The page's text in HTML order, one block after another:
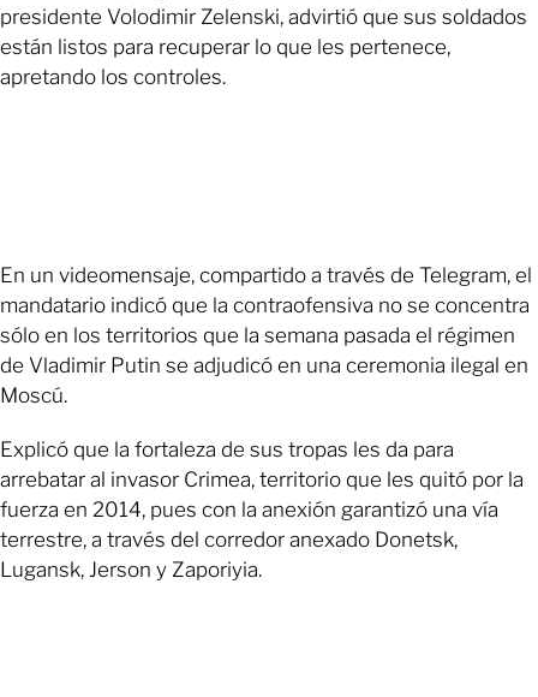
presidente Volodimir Zelenski, advirtió que sus soldados
están listos para recuperar lo que les pertenece,
apretando los controles.
En un videomensaje, compartido a través de Telegram, el
mandatario indicó que la contraofensiva no se concentra
sólo en los territorios que la semana pasada el régimen
de Vladimir Putin se adjudicó en una ceremonia ilegal en
Moscú.
Explicó que la fortaleza de sus tropas les da para
arrebatar al invasor Crimea, territorio que les quitó por la
fuerza en 2014, pues con la anexión garantizó una vía
terrestre, a través del corredor anexado Donetsk,
Lugansk, Jerson y Zaporiyia.